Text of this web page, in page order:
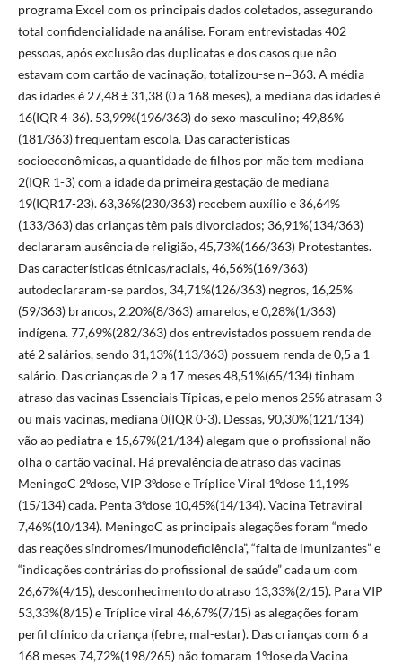
programa Excel com os principais dados coletados, assegurando
total confidencialidade na análise. Foram entrevistadas 402
pessoas, após exclusão das duplicatas e dos casos que não
estavam com cartão de vacinação, totalizou-se n=363. A média
das idades é 27,48 ± 31,38 (0 a 168 meses), a mediana das idades é
16(IQR 4-36). 53,99%(196/363) do sexo masculino; 49,86%
(181/363) frequentam escola. Das características
socioeconômicas, a quantidade de filhos por mãe tem mediana
2(IQR 1-3) com a idade da primeira gestação de mediana
19(IQR17-23). 63,36%(230/363) recebem auxílio e 36,64%
(133/363) das crianças têm pais divorciados; 36,91%(134/363)
declararam ausência de religião, 45,73%(166/363) Protestantes.
Das características étnicas/raciais, 46,56%(169/363)
autodeclararam-se pardos, 34,71%(126/363) negros, 16,25%
(59/363) brancos, 2,20%(8/363) amarelos, e 0,28%(1/363)
indígena. 77,69%(282/363) dos entrevistados possuem renda de
até 2 salários, sendo 31,13%(113/363) possuem renda de 0,5 a 1
salário. Das crianças de 2 a 17 meses 48,51%(65/134) tinham
atraso das vacinas Essenciais Típicas, e pelo menos 25% atrasam 3
ou mais vacinas, mediana 0(IQR 0-3). Dessas, 90,30%(121/134)
vão ao pediatra e 15,67%(21/134) alegam que o profissional não
olha o cartão vacinal. Há prevalência de atraso das vacinas
MeningoC 2ºdose, VIP 3ºdose e Tríplice Viral 1ºdose 11,19%
(15/134) cada. Penta 3ºdose 10,45%(14/134). Vacina Tetraviral
7,46%(10/134). MeningoC as principais alegações foram “medo
das reações síndromes/imunodeficiência”, “falta de imunizantes” e
“indicações contrárias do profissional de saúde” cada um com
26,67%(4/15), desconhecimento do atraso 13,33%(2/15). Para VIP
53,33%(8/15) e Tríplice viral 46,67%(7/15) as alegações foram
perfil clínico da criança (febre, mal-estar). Das crianças com 6 a
168 meses 74,72%(198/265) não tomaram 1ºdose da Vacina